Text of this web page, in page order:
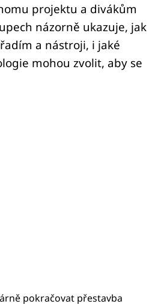
projektu a divákům
názorně ukazuje, jak
a nástroji, i jaké
mohou zvolit, aby se
pokračovat přestavba